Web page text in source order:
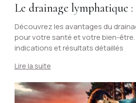
Le drainage lymphatique :
technique douce pour
système immunitaire
Découvrez les avantages du
pour votre santé et votre bien-
indications et résultats détaillés
Lire la suite